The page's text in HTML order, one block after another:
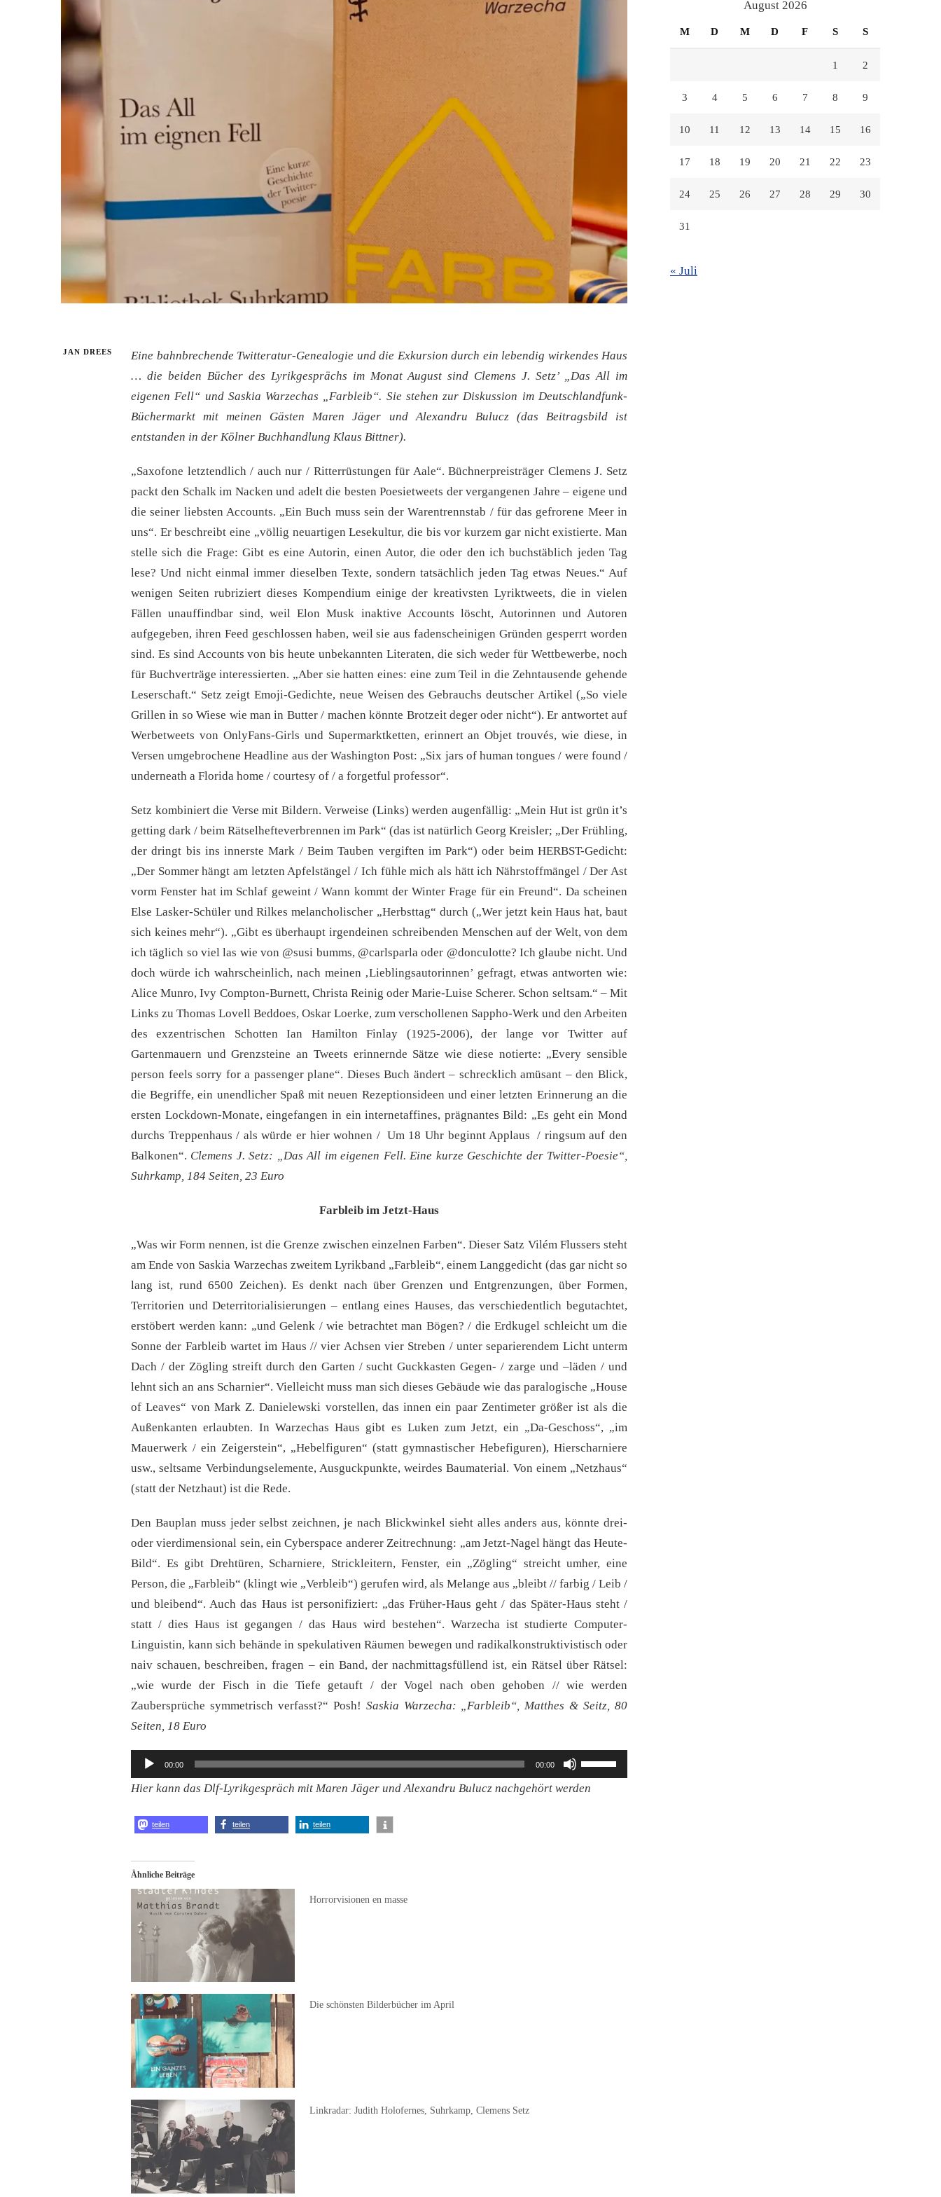
JAN DREES
Eine bahnbrechende Twitteratur-Genealogie und die Exkursion durch ein lebendig wirkendes Haus
… die beiden Bücher des Lyrikgesprächs im Monat August sind Clemens J. Setz’ „Das All im
eigenen Fell“ und Saskia Warzechas „Farbleib“. Sie stehen zur Diskussion im Deutschlandfunk-
Büchermarkt mit meinen Gästen Maren Jäger und Alexandru Bulucz (das Beitragsbild ist
entstanden in der Kölner Buchhandlung Klaus Bittner).
„Saxofone letztendlich / auch nur / Ritterrüstungen für Aale“. Büchnerpreisträger Clemens J. Setz
packt den Schalk im Nacken und adelt die besten Poesietweets der vergangenen Jahre – eigene und
die seiner liebsten Accounts. „Ein Buch muss sein der Warentrennstab / für das gefrorene Meer in
uns“. Er beschreibt eine „völlig neuartigen Lesekultur, die bis vor kurzem gar nicht existierte. Man
stelle sich die Frage: Gibt es eine Autorin, einen Autor, die oder den ich buchstäblich jeden Tag
lese? Und nicht einmal immer dieselben Texte, sondern tatsächlich jeden Tag etwas Neues.“ Auf
wenigen Seiten rubriziert dieses Kompendium einige der kreativsten Lyriktweets, die in vielen
Fällen unauffindbar sind, weil Elon Musk inaktive Accounts löscht, Autorinnen und Autoren
aufgegeben, ihren Feed geschlossen haben, weil sie aus fadenscheinigen Gründen gesperrt worden
sind. Es sind Accounts von bis heute unbekannten Literaten, die sich weder für Wettbewerbe, noch
für Buchverträge interessierten. „Aber sie hatten eines: eine zum Teil in die Zehntausende gehende
Leserschaft.“ Setz zeigt Emoji-Gedichte, neue Weisen des Gebrauchs deutscher Artikel („So viele
Grillen in so Wiese wie man in Butter / machen könnte Brotzeit deger oder nicht“). Er antwortet auf
Werbetweets von OnlyFans-Girls und Supermarktketten, erinnert an Objet trouvés, wie diese, in
Versen umgebrochene Headline aus der Washington Post: „Six jars of human tongues / were found /
underneath a Florida home / courtesy of / a forgetful professor“.
Setz kombiniert die Verse mit Bildern. Verweise (Links) werden augenfällig: „Mein Hut ist grün it’s
getting dark / beim Rätselhefteverbrennen im Park“ (das ist natürlich Georg Kreisler; „Der Frühling,
der dringt bis ins innerste Mark / Beim Tauben vergiften im Park“) oder beim HERBST-Gedicht:
„Der Sommer hängt am letzten Apfelstängel / Ich fühle mich als hätt ich Nährstoffmängel / Der Ast
vorm Fenster hat im Schlaf geweint / Wann kommt der Winter Frage für ein Freund“. Da scheinen
Else Lasker-Schüler und Rilkes melancholischer „Herbsttag“ durch („Wer jetzt kein Haus hat, baut
sich keines mehr“). „Gibt es überhaupt irgendeinen schreibenden Menschen auf der Welt, von dem
ich täglich so viel las wie von @susi bumms, @carlsparla oder @donculotte? Ich glaube nicht. Und
doch würde ich wahrscheinlich, nach meinen ‚Lieblingsautorinnen’ gefragt, etwas antworten wie:
Alice Munro, Ivy Compton-Burnett, Christa Reinig oder Marie-Luise Scherer. Schon seltsam.“ – Mit
Links zu Thomas Lovell Beddoes, Oskar Loerke, zum verschollenen Sappho-Werk und den Arbeiten
des exzentrischen Schotten Ian Hamilton Finlay (1925-2006), der lange vor Twitter auf
Gartenmauern und Grenzsteine an Tweets erinnernde Sätze wie diese notierte: „Every sensible
person feels sorry for a passenger plane“. Dieses Buch ändert – schrecklich amüsant – den Blick,
die Begriffe, ein unendlicher Spaß mit neuen Rezeptionsideen und einer letzten Erinnerung an die
ersten Lockdown-Monate, eingefangen in ein internetaffines, prägnantes Bild: „Es geht ein Mond
durchs Treppenhaus / als würde er hier wohnen / Um 18 Uhr beginnt Applaus / ringsum auf den
Balkonen“. Clemens J. Setz: „Das All im eigenen Fell. Eine kurze Geschichte der Twitter-Poesie“,
Suhrkamp, 184 Seiten, 23 Euro
Farbleib im Jetzt-Haus
„Was wir Form nennen, ist die Grenze zwischen einzelnen Farben“. Dieser Satz Vilém Flussers steht
am Ende von Saskia Warzechas zweitem Lyrikband „Farbleib“, einem Langgedicht (das gar nicht so
lang ist, rund 6500 Zeichen). Es denkt nach über Grenzen und Entgrenzungen, über Formen,
Territorien und Deterritorialisierungen – entlang eines Hauses, das verschiedentlich begutachtet,
erstöbert werden kann: „und Gelenk / wie betrachtet man Bögen? / die Erdkugel schleicht um die
Sonne der Farbleib wartet im Haus // vier Achsen vier Streben / unter separierendem Licht unterm
Dach / der Zögling streift durch den Garten / sucht Guckkasten Gegen- / zarge und –läden / und
lehnt sich an ans Scharnier“. Vielleicht muss man sich dieses Gebäude wie das paralogische „House
of Leaves“ von Mark Z. Danielewski vorstellen, das innen ein paar Zentimeter größer ist als die
Außenkanten erlaubten. In Warzechas Haus gibt es Luken zum Jetzt, ein „Da-Geschoss“, „im
Mauerwerk / ein Zeigerstein“, „Hebelfiguren“ (statt gymnastischer Hebefiguren), Hierscharniere
usw., seltsame Verbindungselemente, Ausguckpunkte, weirdes Baumaterial. Von einem „Netzhaus“
(statt der Netzhaut) ist die Rede.
Den Bauplan muss jeder selbst zeichnen, je nach Blickwinkel sieht alles anders aus, könnte drei-
oder vierdimensional sein, ein Cyberspace anderer Zeitrechnung: „am Jetzt-Nagel hängt das Heute-
Bild“. Es gibt Drehtüren, Scharniere, Strickleitern, Fenster, ein „Zögling“ streicht umher, eine
Person, die „Farbleib“ (klingt wie „Verbleib“) gerufen wird, als Melange aus „bleibt // farbig / Leib /
und bleibend“. Auch das Haus ist personifiziert: „das Früher-Haus geht / das Später-Haus steht /
statt / dies Haus ist gegangen / das Haus wird bestehen“. Warzecha ist studierte Computer-
Linguistin, kann sich behände in spekulativen Räumen bewegen und radikalkonstruktivistisch oder
naiv schauen, beschreiben, fragen – ein Band, der nachmittagsfüllend ist, ein Rätsel über Rätsel:
„wie wurde der Fisch in die Tiefe getauft / der Vogel nach oben gehoben // wie werden
Zaubersprüche symmetrisch verfasst?“ Posh! Saskia Warzecha: „Farbleib“, Matthes & Seitz, 80
Seiten, 18 Euro
Audio-
Player
00:00 00:00
Pfeiltasten
Hoch/Runter
Hier kann das Dlf-Lyrikgespräch mit Maren Jäger und Alexandru Bulucz nachgehört werden
teilen teilen teilen
Ähnliche Beiträge
Horrorvisionen en masse
Die schönsten Bilderbücher im April
Linkradar: Judith Holofernes, Suhrkamp, Clemens Setz
August 2026
M D M D F S S
1 2
3 4 5 6 7 8 9
10 11 12 13 14 15 16
17 18 19 20 21 22 23
24 25 26 27 28 29 30
31
« Juli